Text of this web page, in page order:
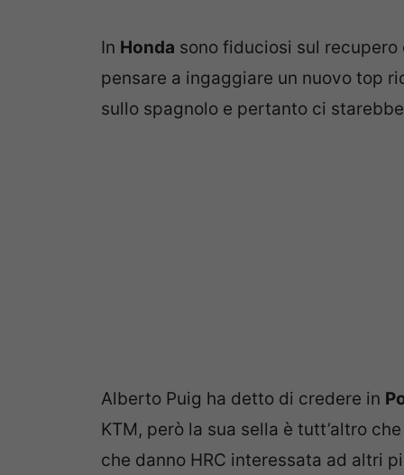
In Honda sono fiduciosi sul recupero
pensare a ingaggiare un nuovo top
sullo spagnolo e pertanto ci starebbe
Alberto Puig ha detto di credere in
KTM, però la sua sella è tutt’altro
che danno HRC interessata ad altri